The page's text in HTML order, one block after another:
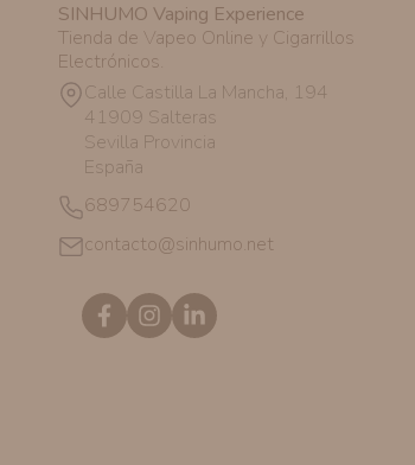
SINHUMO Vaping Experience
Tienda de Vapeo Online y Cigarrillos
Electrónicos.
Calle Castilla La Mancha, 194
41909 Salteras
Sevilla Provincia
España
689754620
contacto@sinhumo.net